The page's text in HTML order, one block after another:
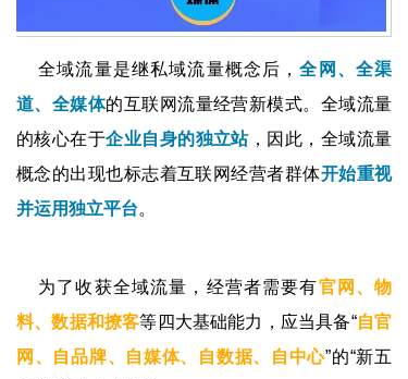
全域流量是继私域流量概念后，全网、全渠
道、全媒体的互联网流量经营新模式。全域流量
的核心在于企业自身的独立站，因此，全域流量
概念的出现也标志着互联网经营者群体开始重视
并运用独立平台。
为了收获全域流量，经营者需要有官网、物
料、数据和撩客等四大基础能力，应当具备“自官
网、自品牌、自媒体、自数据、自中心”的“新五